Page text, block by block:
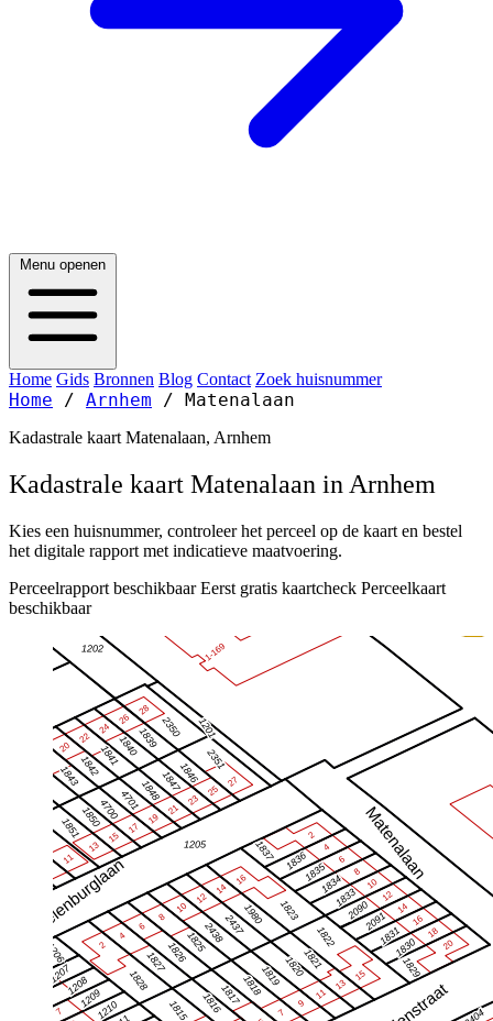
Menu openen
Home Gids Bronnen Blog Contact Zoek huisnummer
Home / Arnhem / Matenalaan
Kadastrale kaart Matenalaan, Arnhem
Kadastrale kaart Matenalaan in Arnhem
Kies een huisnummer, controleer het perceel op de kaart en bestel
het digitale rapport met indicatieve maatvoering.
Perceelrapport beschikbaar Eerst gratis kaartcheck Perceelkaart
beschikbaar